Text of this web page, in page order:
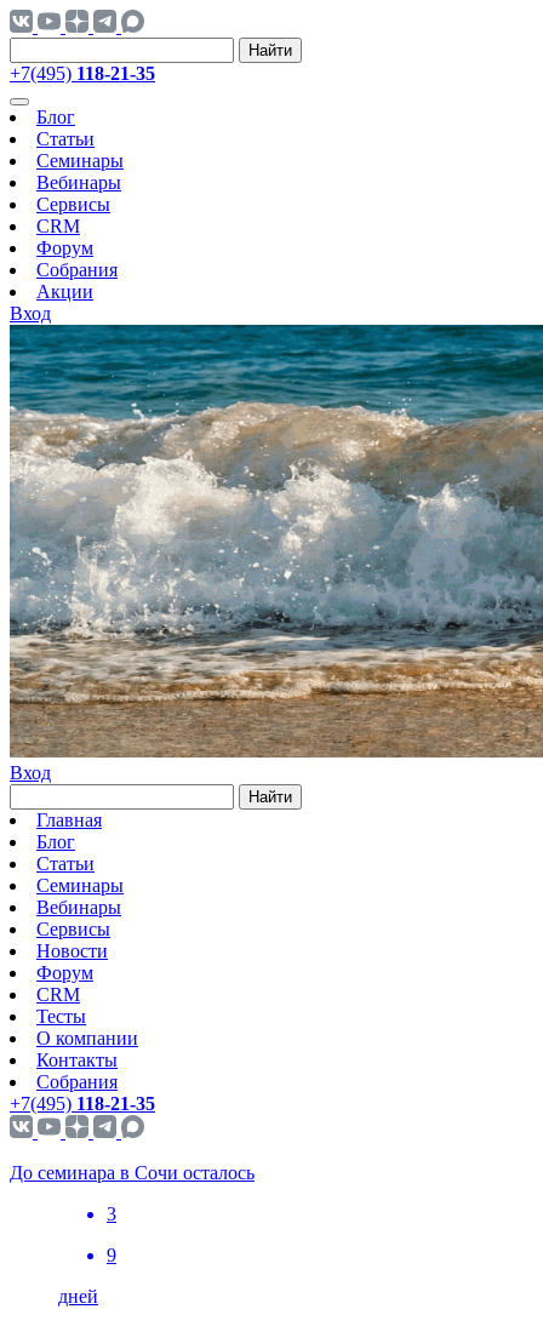
Найти
+7(495) 118-21-35
Блог
Статьи
Семинары
Вебинары
Сервисы
CRM
Форум
Собрания
Акции
Вход
Вход
Найти
Главная
Блог
Статьи
Семинары
Вебинары
Сервисы
Новости
Форум
CRM
Тесты
О компании
Контакты
Собрания
+7(495) 118-21-35
До семинара в Сочи осталось
3
9
дней